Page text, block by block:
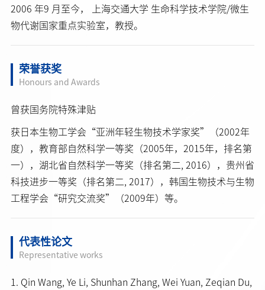
2006 年9 月至今， 上海交通大学 生命科学技术学院/微生
物代谢国家重点实验室，教授。
荣誉获奖
Honours and Awards
曾获国务院特殊津贴
获日本生物工学会“亚洲年轻生物技术学家奖”（2002年
度），教育部自然科学一等奖（2005年，2015年，排名第
一），湖北省自然科学一等奖（排名第二, 2016），贵州省
科技进步一等奖（排名第二, 2017），韩国生物技术与生物
工程学会“研究交流奖”（2009年）等。
代表性论文
Representative works
1. Qin Wang, Ye Li, Shunhan Zhang, Wei Yuan, Zeqian Du,